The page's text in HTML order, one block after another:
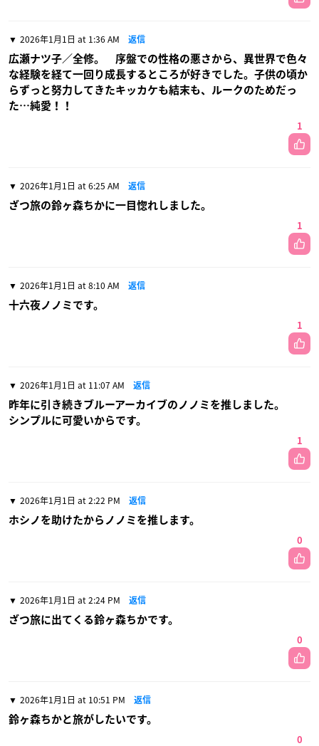
2026年1月1日 at 1:36 AM 返信
広瀬ナツ子／全修。 序盤での性格の悪さから、異世界で色々
な経験を経て一回り成長するところが好きでした。子供の頃か
らずっと努力してきたキッカケも結末も、ルークのためだっ
た…純愛！！
1
2026年1月1日 at 6:25 AM 返信
ざつ旅の鈴ヶ森ちかに一目惚れしました。
1
2026年1月1日 at 8:10 AM 返信
十六夜ノノミです。
1
2026年1月1日 at 11:07 AM 返信
昨年に引き続きブルーアーカイブのノノミを推しました。
シンプルに可愛いからです。
1
2026年1月1日 at 2:22 PM 返信
ホシノを助けたからノノミを推します。
0
2026年1月1日 at 2:24 PM 返信
ざつ旅に出てくる鈴ヶ森ちかです。
0
2026年1月1日 at 10:51 PM 返信
鈴ヶ森ちかと旅がしたいです。
0